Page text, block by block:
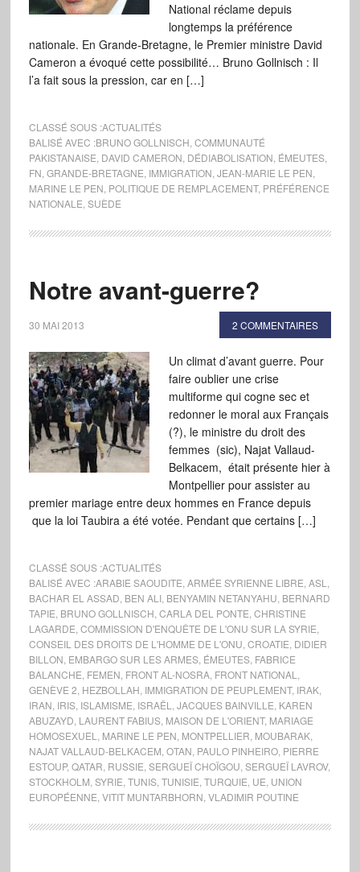
National réclame depuis
longtemps la préférence
nationale. En Grande-Bretagne, le Premier ministre David
Cameron a évoqué cette possibilité… Bruno Gollnisch : Il
l’a fait sous la pression, car en […]
CLASSÉ SOUS :ACTUALITÉS
BALISÉ AVEC :BRUNO GOLLNISCH COMMUNAUTÉ
PAKISTANAISE DAVID CAMERON DÉDIABOLISATION ÉMEUTES,
FN GRANDE-BRETAGNE IMMIGRATION JEAN-MARIE LE PEN
MARINE LE PEN POLITIQUE DE REMPLACEMENT, PRÉFÉRENCE
NATIONALE SUÈDE
Notre avant-guerre?
30 MAI 2013 2 COMMENTAIRES
Un climat d’avant guerre. Pour
faire oublier une crise
multiforme qui cogne sec et
redonner le moral aux Français
(?), le ministre du droit des
femmes (sic), Najat Vallaud-
Belkacem, était présente hier à
Montpellier pour assister au
premier mariage entre deux hommes en France depuis
que la loi Taubira a été votée. Pendant que certains […]
CLASSÉ SOUS :ACTUALITÉS
BALISÉ AVEC :ARABIE SAOUDITE ARMÉE SYRIENNE LIBRE ASL
BACHAR EL ASSAD BEN ALI, BENYAMIN NETANYAHU BERNARD
TAPIE BRUNO GOLLNISCH CARLA DEL PONTE CHRISTINE
LAGARDE COMMISSION D'ENQUÊTE DE L'ONU SUR LA SYRIE
CONSEIL DES DROITS DE L'HOMME DE L'ONU CROATIE DIDIER
BILLON EMBARGO SUR LES ARMES, ÉMEUTES, FABRICE
BALANCHE FEMEN FRONT AL-NOSRA, FRONT NATIONAL
GENÈVE 2 HEZBOLLAH IMMIGRATION DE PEUPLEMENT, IRAK,
IRAN IRIS, ISLAMISME ISRAËL JACQUES BAINVILLE KAREN
ABUZAYD LAURENT FABIUS, MAISON DE L'ORIENT, MARIAGE
HOMOSEXUEL
MARINE LE PEN MONTPELLIER MOUBARAK,
NAJAT VALLAUD-BELKACEM OTAN PAULO PINHEIRO, PIERRE
ESTOUP, QATAR RUSSIE SERGUEÏ CHOÏGOU SERGUEÏ LAVROV,
STOCKHOLM SYRIE TUNIS, TUNISIE TURQUIE UE UNION
EUROPÉENNE VITIT MUNTARBHORN VLADIMIR POUTINE